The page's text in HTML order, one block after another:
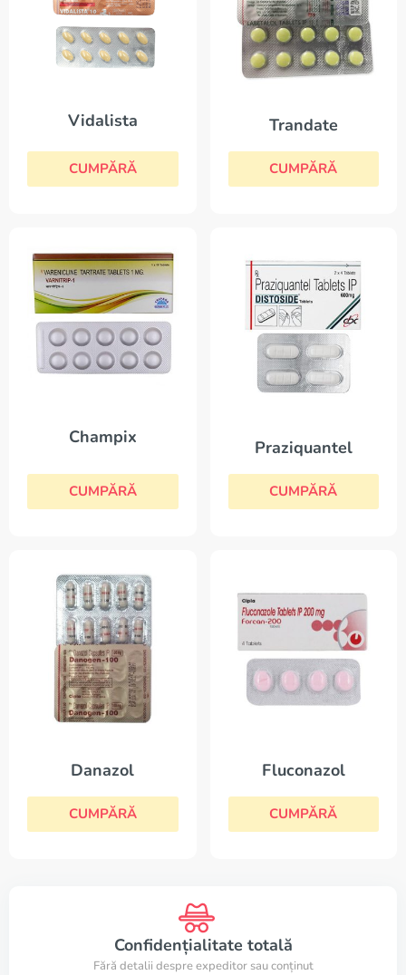
Confidențialitate totală
Fără detalii despre expeditor sau conținut
Vidalista
CUMPĂRĂ
Trandate
CUMPĂRĂ
Champix
CUMPĂRĂ
Praziquantel
CUMPĂRĂ
Danazol
CUMPĂRĂ
Fluconazol
CUMPĂRĂ